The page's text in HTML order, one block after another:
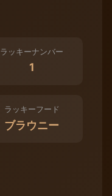
ラッキーナンバー
1
ラッキーフード
ブラウニー